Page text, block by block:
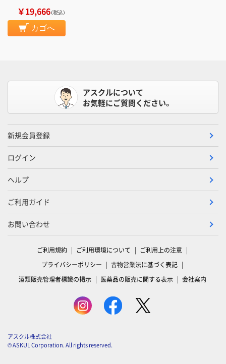
￥19,666（税込）
カゴへ
アスクルについて
お気軽にご質問ください。
新規会員登録
ログイン
ヘルプ
ご利用ガイド
お問い合わせ
ご利用規約 ご利用環境について
ご利用上の注意
プライバシーポリシー
古物営業法に基づく表記
酒類販売管理者標識の掲示
医薬品の販売に関する表示 会社案内
アスクル株式会社
© ASKUL Corporation. All rights reserved.